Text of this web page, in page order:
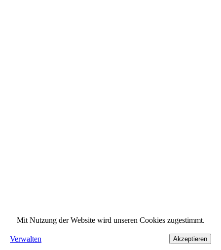
Mit Nutzung der Website wird unseren Cookies zugestimmt.
Verwalten Akzeptieren